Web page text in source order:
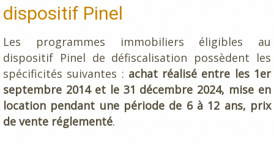
dispositif Pinel
Les programmes immobiliers éligibles au
dispositif Pinel de défiscalisation possèdent les
spécificités suivantes : achat réalisé entre les 1er
septembre 2014 et le 31 décembre 2024, mise en
location pendant une période de 6 à 12 ans, prix
de vente réglementé.